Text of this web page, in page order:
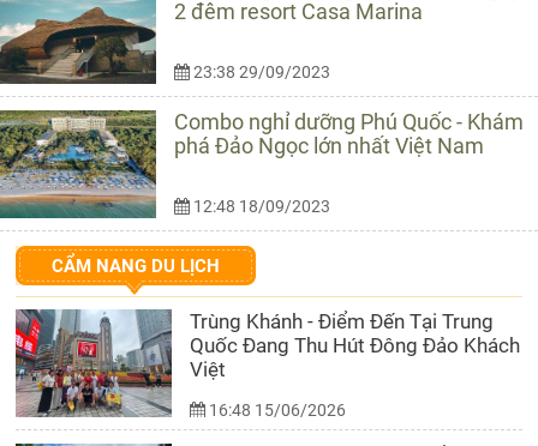
2 đêm resort Casa Marina
23:38 29/09/2023
Combo nghỉ dưỡng Phú Quốc - Khám
phá Đảo Ngọc lớn nhất Việt Nam
12:48 18/09/2023
CẨM NANG DU LỊCH
Trùng Khánh - Điểm Đến Tại Trung
Quốc Đang Thu Hút Đông Đảo Khách
Việt
16:48 15/06/2026